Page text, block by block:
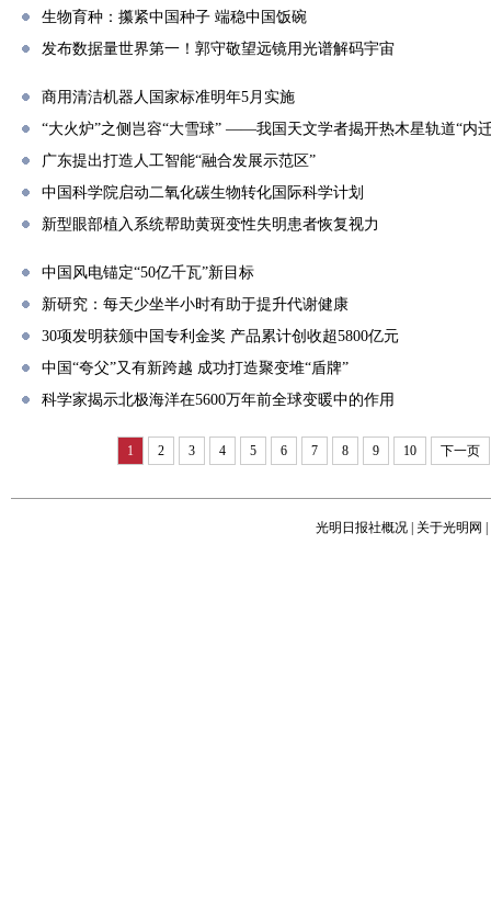
生物育种：攥紧中国种子 端稳中国饭碗
发布数据量世界第一！郭守敬望远镜用光谱解码宇宙
商用清洁机器人国家标准明年5月实施
“大火炉”之侧岂容“大雪球” ——我国天文学者揭开热木星轨道“内
广东提出打造人工智能“融合发展示范区”
中国科学院启动二氧化碳生物转化国际科学计划
新型眼部植入系统帮助黄斑变性失明患者恢复视力
中国风电锚定“50亿千瓦”新目标
新研究：每天少坐半小时有助于提升代谢健康
30项发明获颁中国专利金奖 产品累计创收超5800亿元
中国“夸父”又有新跨越 成功打造聚变堆“盾牌”
科学家揭示北极海洋在5600万年前全球变暖中的作用
1 2 3 4 5 6 7 8 9 10 下一页
光明日报社概况 关于光明网